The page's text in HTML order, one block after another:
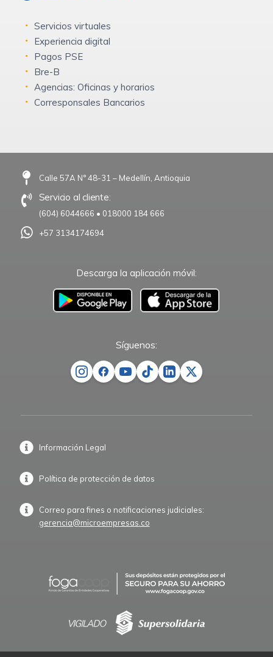
Servicios virtuales
Experiencia digital
Pagos PSE
Bre-B
Agencias: Oficinas y horarios
Corresponsales Bancarios
Calle 57A N° 48-31 – Medellín, Antioquia
Servicio al cliente:
(604) 6044666 • 018000 184 666
+57 3134174694
Descarga la aplicación móvil:
–
Síguenos:
Información Legal
Política de protección de datos
Correo para fines o notificaciones judiciales:
gerencia@microempresas.co